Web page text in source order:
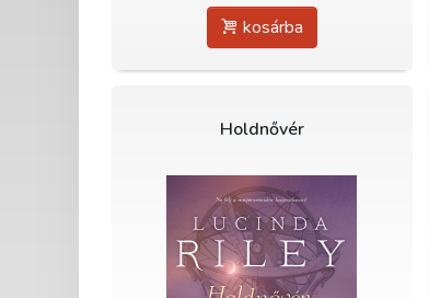
kosárba
Holdnővér